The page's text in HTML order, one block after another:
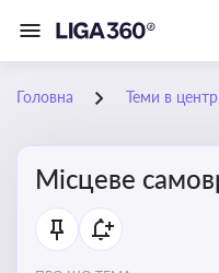
Головна Теми в
Місцеве